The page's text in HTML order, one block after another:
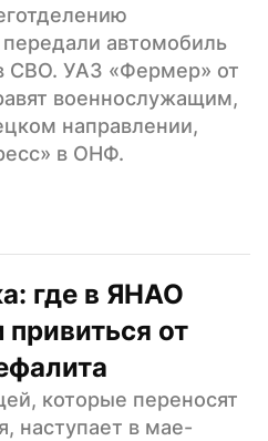
автомобиль
СВО. УАЗ «Фермер» от
военнослужащим,
направлении,
в ОНФ.
где в ЯНАО
от
которые переносят
наступает в мае-